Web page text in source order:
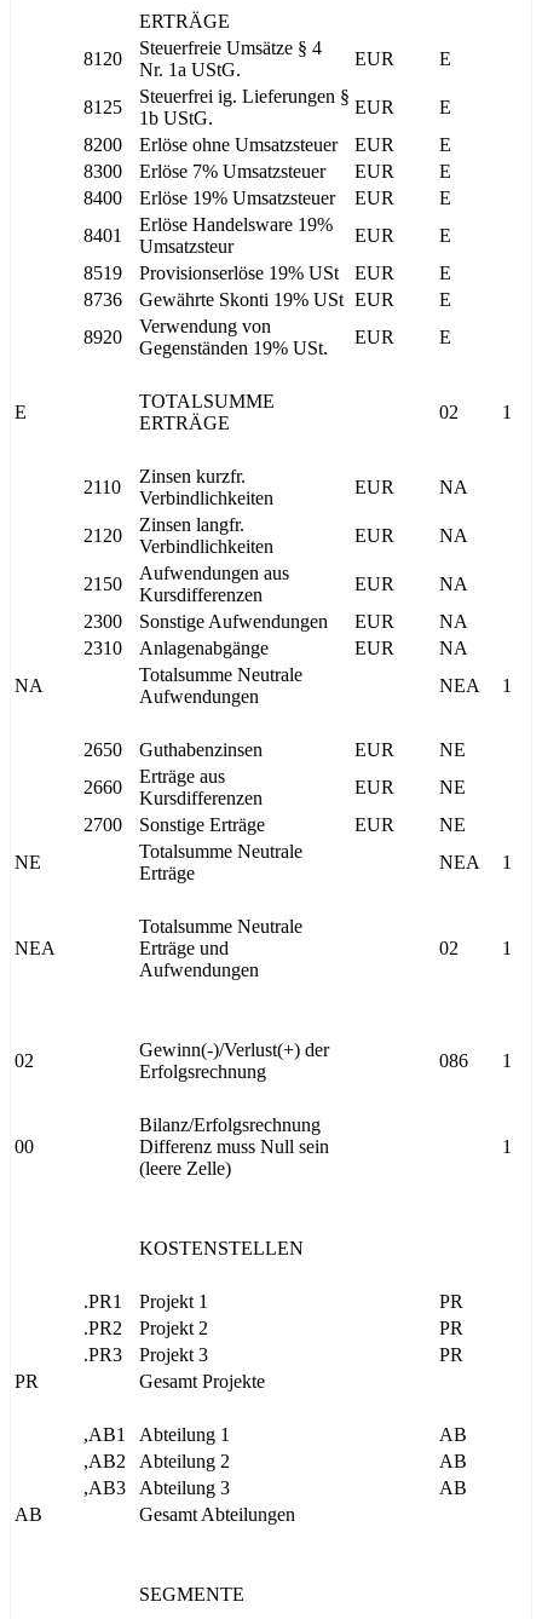
ERTRÄGE
8120
Steuerfreie Umsätze § 4
Nr. 1a UStG.
EUR E
8125
Steuerfrei ig. Lieferungen §
1b UStG.
EUR
E
8200
Erlöse ohne Umsatzsteuer EUR
E
8300
Erlöse 7% Umsatzsteuer EUR
E
8400
Erlöse 19% Umsatzsteuer EUR
E
8401
Erlöse Handelsware 19%
Umsatzsteur
EUR
E
8519
Provisionserlöse 19% USt EUR
E
8736
Gewährte Skonti 19% USt EUR
E
8920
Verwendung von
Gegenständen 19% USt.
EUR E
E
TOTALSUMME
ERTRÄGE
02 1
2110
Zinsen kurzfr.
Verbindlichkeiten
EUR NA
2120
Zinsen langfr.
Verbindlichkeiten
EUR NA
2150
Aufwendungen aus
Kursdifferenzen
EUR
NA
2300
Sonstige Aufwendungen EUR
NA
2310
Anlagenabgänge EUR
NA
NA
Totalsumme Neutrale
Aufwendungen
NEA 1
2650 Guthabenzinsen EUR
NE
2660
Erträge aus
Kursdifferenzen
EUR
NE
2700
Sonstige Erträge EUR
NE
NE
Totalsumme Neutrale
Erträge
NEA 1
NEA
Totalsumme Neutrale
Erträge und
Aufwendungen
02 1
02
Gewinn(-)/Verlust(+) der
Erfolgsrechnung
086 1
00
Bilanz/Erfolgsrechnung
Differenz muss Null sein
(leere Zelle)
1
KOSTENSTELLEN
.PR1 Projekt 1
PR
.PR2
Projekt 2
PR
.PR3
Projekt 3
PR
PR
Gesamt Projekte
,AB1 Abteilung 1
AB
,AB2
Abteilung 2
AB
,AB3
Abteilung 3
AB
AB
Gesamt Abteilungen
SEGMENTE